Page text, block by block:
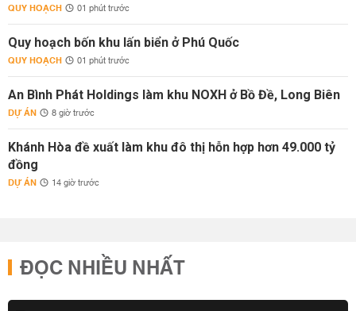
QUY HOẠCH 01 phút trước
Quy hoạch bốn khu lấn biển ở Phú Quốc
QUY HOẠCH 01 phút trước
An Bình Phát Holdings làm khu NOXH ở Bồ Đề, Long Biên
DỰ ÁN 8 giờ trước
Khánh Hòa đề xuất làm khu đô thị hỗn hợp hơn 49.000 tỷ
đồng
DỰ ÁN 14 giờ trước
ĐỌC NHIỀU NHẤT